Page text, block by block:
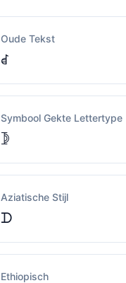
Oude Tekst
ꀸ
Symbool Gekte Lettertype
𖤀
Aziatische Stijl
ᗪ
Ethiopisch